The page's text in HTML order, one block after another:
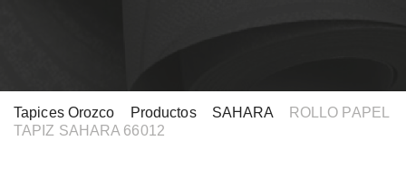
Tapices Orozco Productos> SAHARA
ROLLO PAPEL
TAPIZ SAHARA 66012